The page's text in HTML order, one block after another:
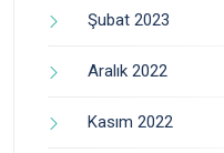
Şubat 2023
Aralık 2022
Kasım 2022